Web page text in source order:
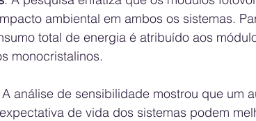
ambiental em ambos os sistemas.
total de energia é atribuído aos
monocristalinos.
A análise de sensibilidade mostrou que um
de vida dos sistemas podem